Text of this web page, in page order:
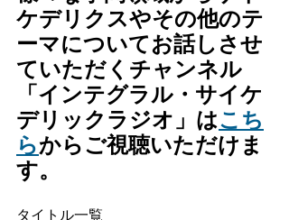
ケデリクスやその他のテ
ーマについてお話しさせ
ていただくチャンネル
「インテグラル・サイケ
デリックラジオ」はこち
らからご視聴いただけま
す。
タイトル一覧